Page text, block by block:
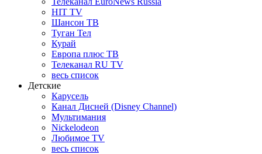
HIT TV
Шансон ТВ
Туган Тел
Курай
Европа плюс ТВ
Телеканал RU TV
весь список
Детские
Карусель
Канал Дисней (Disney Channel)
Мультимания
Nickelodeon
Любимое TV
весь список